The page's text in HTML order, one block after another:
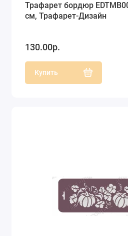
Трафарет бордюр
см, Трафарет-Дизайн
130.00р.
Купить